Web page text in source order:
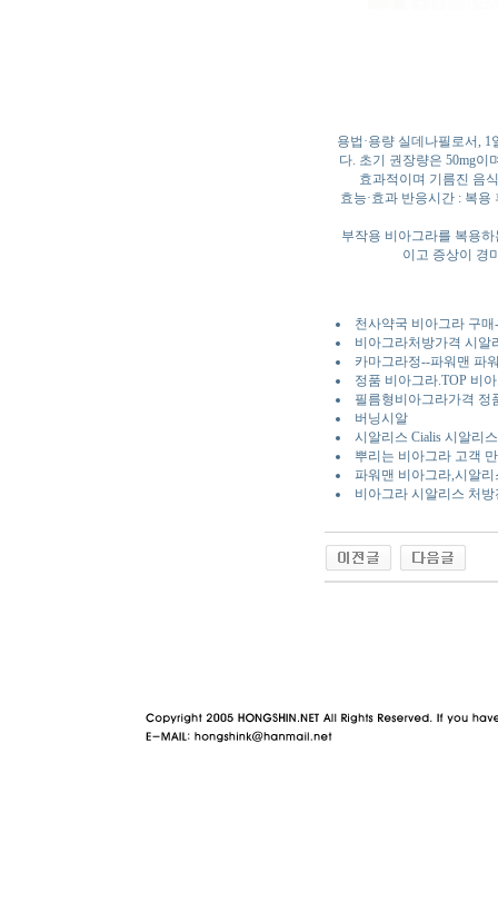
용법·용량 실데나필로서,
다. 초기 권장량은 50mg이
효과적이며 기름진 음
효능·효과 반응시간 : 복
부작용 비아그라를 복용
이고 증상이 경
천사약국 비아그라 구
비아그라처방가격 시알
카마그라정--파워맨 파
정품 비아그라.TOP 비
필름형비아그라가격 정
버닝시알
시알리스 Cialis 시알리
뿌리는 비아그라 고객
파워맨 비아그라,시알
비아그라 시알리스 처